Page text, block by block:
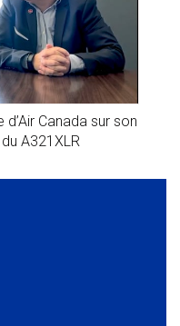
Canada sur son
A321XLR